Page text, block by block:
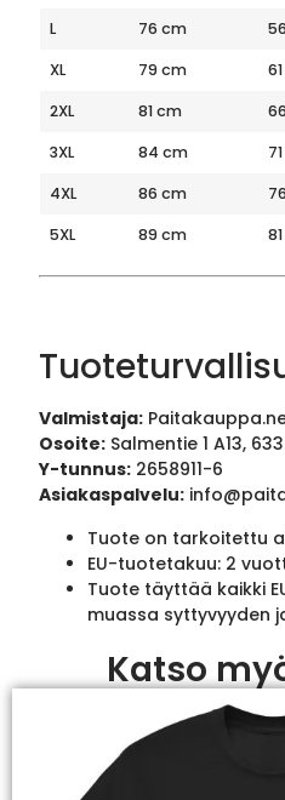
L
76 cm
XL
79 cm
2XL
81 cm
3XL
84 cm
4XL
86 cm
5XL
89 cm
Valmistaja:
Osoite: Salmentie 1 A13,
Y-tunnus: 2658911-6
Asiakaspalvelu:
Tuote on tarkoitettu
EU-tuotetakuu: 2
Tuote täyttää kaikki
muassa syttyvyyden
Katso